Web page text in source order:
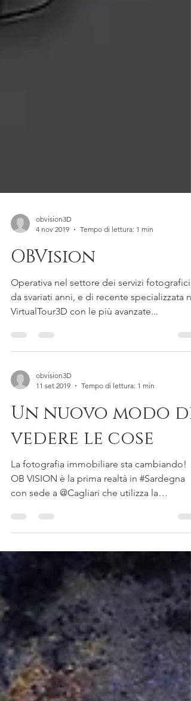
4 nov 2019
Tempo di lettura: 1 min
OBVision
Operativa nel settore dei servizi fotografici
VirtualTour3D con le più avanzate...
11 set 2019
Tempo di lettura: 1 min
Un nuovo modo di
vedere le cose
La fotografia immobiliare sta cambiando!
con sede a @Cagliari che utilizza la
tecnologia...